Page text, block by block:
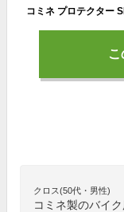
クロス(50代・男性)
コミネ製のバイ